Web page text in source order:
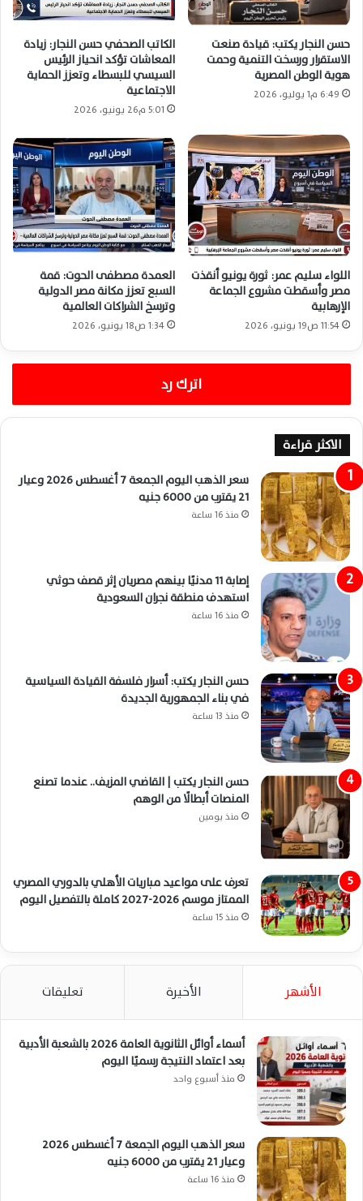
حسن النجار يكتب: قيادة صنعت
الاستقرار ورسخت التنمية وحمت
هوية الوطن المصرية
6:49 م1 يوليو، 2026
الكاتب الصحفي حسن النجار: زيادة
المعاشات تؤكد انحياز الرئيس
السيسي للبسطاء وتعزز الحماية
الاجتماعية
5:01 م26 يونيو، 2026
اللواء سليم عمر: ثورة يونيو أنقذت
مصر وأسقطت مشروع الجماعة
الإرهابية
11:54 ص19 يونيو، 2026
العمدة مصطفى الحوت: قمة
السبع تعزز مكانة مصر الدولية
وترسخ الشراكات العالمية
1:34 ص18 يونيو، 2026
اترك رد
الاكثر قراءة
سعر الذهب اليوم الجمعة 7 أغسطس 2026 وعيار
21 يقترب من 6000 جنيه
منذ 16 ساعة
إصابة 11 مدنيًا بينهم مصريان إثر قصف حوثي
استهدف منطقة نجران السعودية
منذ 16 ساعة
حسن النجار يكتب: أسرار فلسفة القيادة السياسية
في بناء الجمهورية الجديدة
منذ 13 ساعة
حسن النجار يكتب | القاضي المزيف.. عندما تصنع
المنصات أبطالًا من الوهم
منذ يومين
تعرف على مواعيد مباريات الأهلي بالدوري المصري
الممتاز موسم 2026-2027 كاملة بالتفصيل اليوم
منذ 15 ساعة
الأشهر الأخيرة تعليقات
أسماء أوائل الثانوية العامة 2026 بالشعبة الأدبية
بعد اعتماد النتيجة رسميًا اليوم
منذ أسبوع واحد
سعر الذهب اليوم الجمعة 7 أغسطس 2026
وعيار 21 يقترب من 6000 جنيه
منذ 16 ساعة